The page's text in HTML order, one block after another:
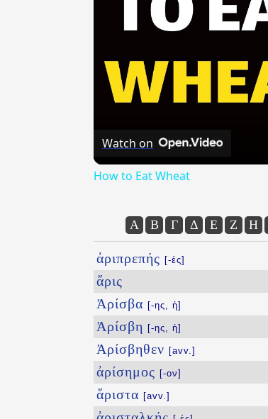
Watch on
How to Eat Wheat
Α Β Γ Δ Ε Ζ Η
ἀριπρεπής [-ές]
ἄρις
Ἀρίσβα [-ης, ἡ]
Ἀρίσβη [-ης, ἡ]
Ἀρίσβηθεν [avv.]
ἀρίσημος [-ον]
ἄριστα [avv.]